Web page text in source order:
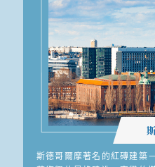
斯德哥爾摩著名的紅磚建築